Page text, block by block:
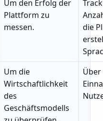
Um den Erfolg der
Plattform zu
messen.
die
Um die
Wirtschaftlichkeit
des
Geschäftsmodells